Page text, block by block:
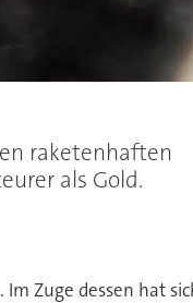
raketenhaften
als Gold.
Zuge dessen hat